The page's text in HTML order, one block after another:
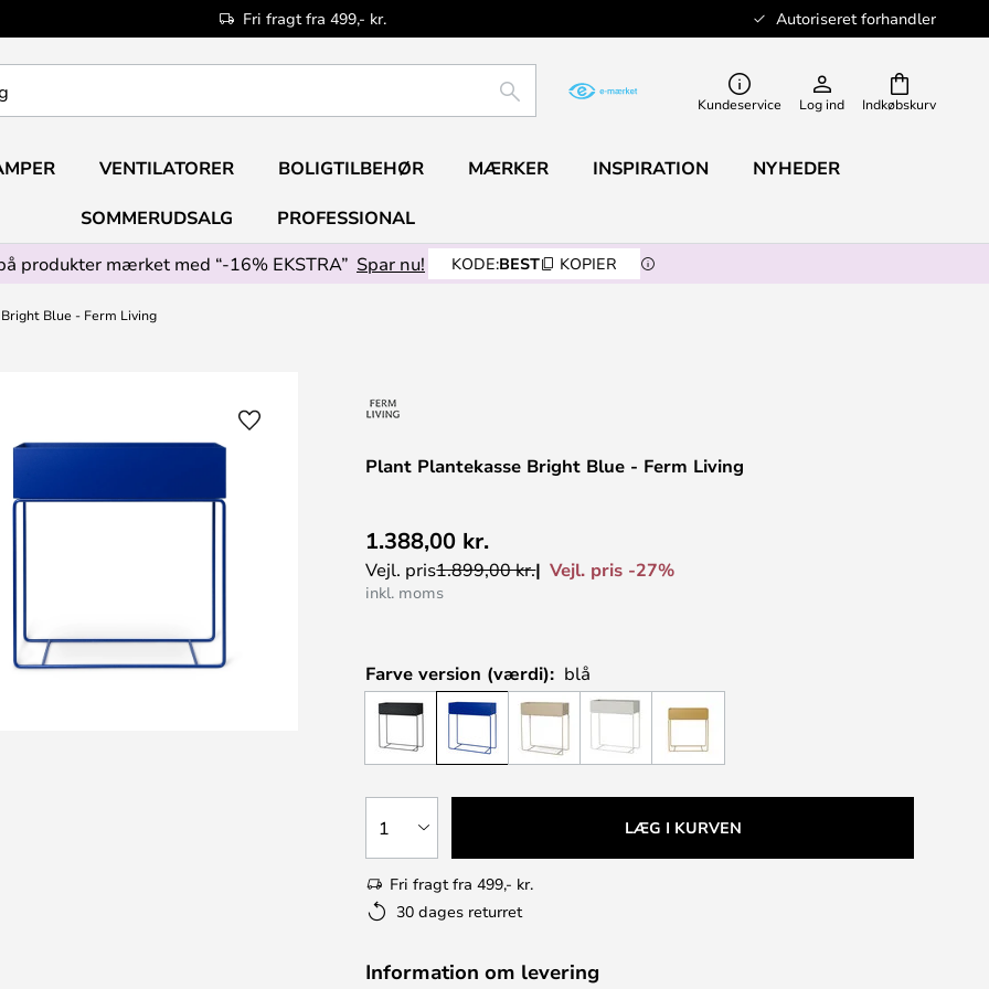
Fri fragt fra 499,- kr. Autoriseret forhandler
Indkøbskurv
SØG Kundeservice Log ind
VENTILATORER BOLIGTILBEHØR MÆRKER INSPIRATION NYHEDER
SOMMERUDSALG
PROFESSIONAL
produkter mærket med “-16% EKSTRA” Spar nu! KODE:BEST KOPIER
Blue - Ferm Living
Plant Plantekasse Bright Blue - Ferm Living
1.388,00 kr.
Vejl. pris1.899,00 kr. Vejl. pris -27%
inkl. moms
Farve version (værdi): blå
1 LÆG I KURVEN
Fri fragt fra 499,- kr.
30 dages returret
Information om levering